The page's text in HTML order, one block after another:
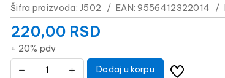
Šifra proizvoda:J502 / EAN: 9556412322014 /
220,00 RSD
+ 20% pdv
Dodaj u korpu